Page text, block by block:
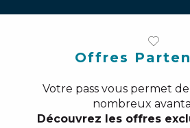
Offres
Votre pass vous permet
nombreux
Découvrez les offres